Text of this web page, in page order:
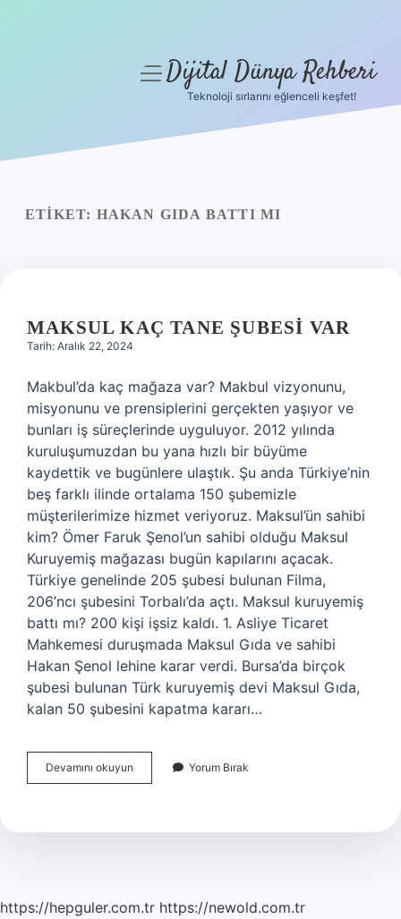
Yasal Uyarı
menüyüDijital Dünya Rehberi
Teknoloji sırlarını eğlenceli keşfet!
ETIKET: HAKAN GIDA BATTI MI
MAKSUL KAÇ TANE ŞUBESI VAR
Tarih: Aralık 22, 2024
Makbul’da kaç mağaza var? Makbul vizyonunu,
misyonunu ve prensiplerini gerçekten yaşıyor ve
bunları iş süreçlerinde uyguluyor. 2012 yılında
kuruluşumuzdan bu yana hızlı bir büyüme
kaydettik ve bugünlere ulaştık. Şu anda Türkiye’nin
beş farklı ilinde ortalama 150 şubemizle
müşterilerimize hizmet veriyoruz. Maksul’ün sahibi
kim? Ömer Faruk Şenol’un sahibi olduğu Maksul
Kuruyemiş mağazası bugün kapılarını açacak.
Türkiye genelinde 205 şubesi bulunan Filma,
206’ncı şubesini Torbalı’da açtı. Maksul kuruyemiş
battı mı? 200 kişi işsiz kaldı. 1. Asliye Ticaret
Mahkemesi duruşmada Maksul Gıda ve sahibi
Hakan Şenol lehine karar verdi. Bursa’da birçok
şubesi bulunan Türk kuruyemiş devi Maksul Gıda,
kalan 50 şubesini kapatma kararı…
Devamını okuyun
Kaç
Var
Yorum Bırak
https://hepguler.com.tr https://newold.com.tr